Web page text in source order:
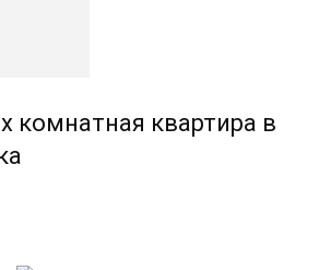
комнатная квартира в